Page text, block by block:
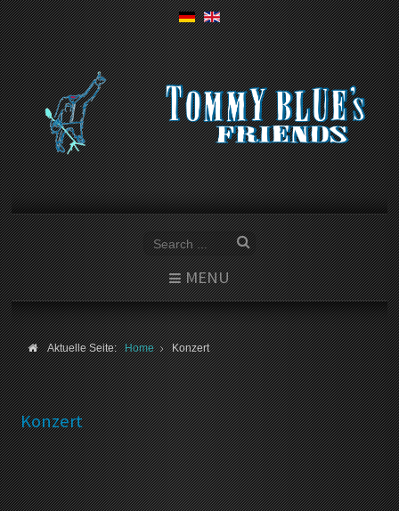
MENU
Aktuelle Seite:Home Konzert
Konzert